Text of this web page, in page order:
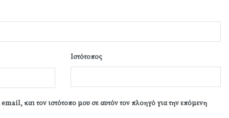
Ιστότοπος
και τον ιστότοπο μου σε αυτόν τον πλοηγό για την επόμενη